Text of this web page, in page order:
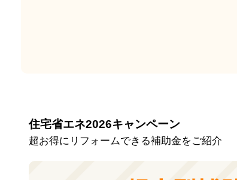
住宅省エネ2026キャンペーン
超お得にリフォームできる補助金をご紹介